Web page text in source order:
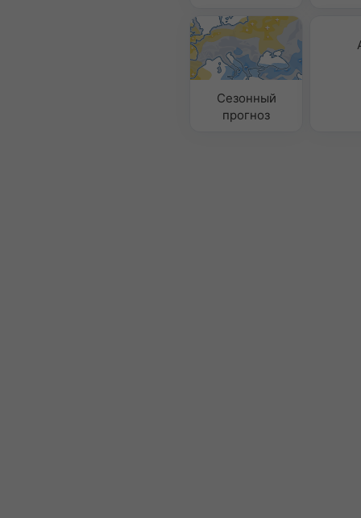
Сезонный
прогноз